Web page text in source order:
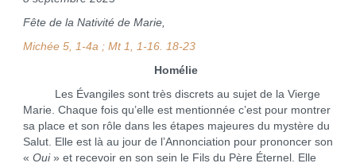
Fête de la Nativité de Marie,
Michée 5, 1-4a ; Mt 1, 1-16. 18-23
Homélie
Les Évangiles sont très discrets au sujet de la Vierge
Marie. Chaque fois qu’elle est mentionnée c’est pour montrer
sa place et son rôle dans les étapes majeures du mystère du
Salut. Elle est là au jour de l’Annonciation pour prononcer son
« Oui» et recevoir en son sein le Fils du Père Éternel. Elle